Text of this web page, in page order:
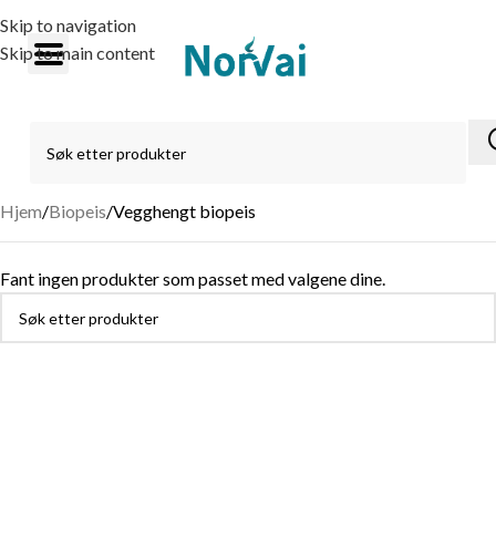
Skip to navigation
Skip to main content
Hjem Biopeis Vegghengt biopeis
Fant ingen produkter som passet med valgene dine.